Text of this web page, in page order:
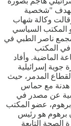
"شخصية
وكالة شهاب
المكتب السياسي
ناصر الطبي في
في المكتب
الذي تستهدفه إسرائيل خلال الـ24 ساعة الماضية. وأفاد
جوية إسرائيلية
المدمر، حيث
هدنة مع حماس
عن مصدر في
عضو المكتب
برهوم هو رئيس
التابعة